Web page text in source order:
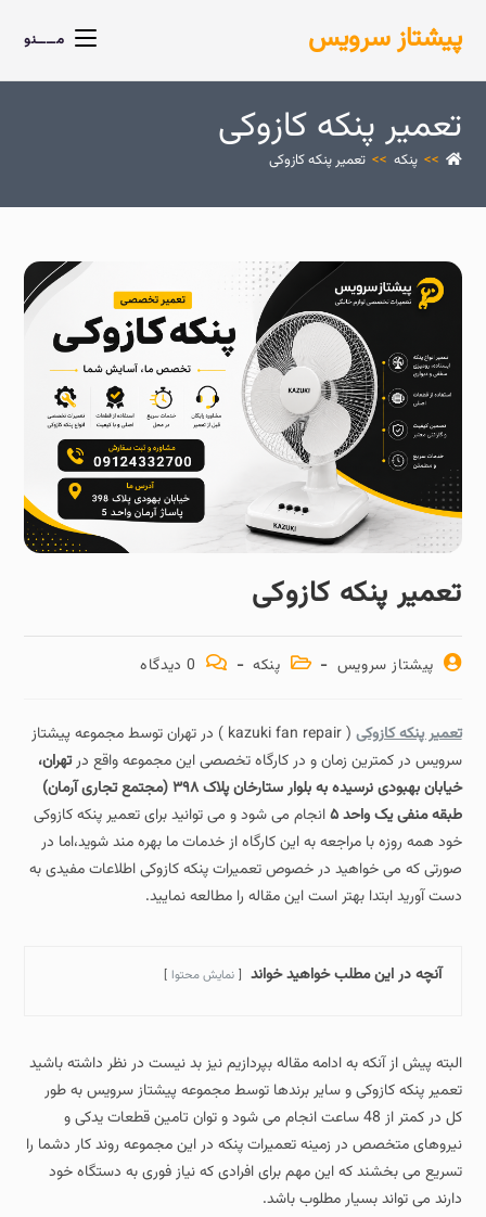
پیشتاز سرویس مــــنو
تعمیر پنکه کازوکی
>> پنکه >> تعمیر پنکه کازوکی
تعمیر پنکه کازوکی
پیشتاز سرویس پنکه 0 دیدگاه
تعمیر پنکه کازوکی
( kazuki fan repair ) در تهران توسط مجموعه پیشتاز
سرویس در کمترین زمان و در کارگاه تخصصی این مجموعه واقع درتهران،
خیابان بهبودی نرسیده به بلوار ستارخان پلاک ۳۹۸ (مجتمع تجاری آرمان)
طبقه منفی یک واحد ۵ انجام می شود و می توانید برای تعمیر پنکه کازوکی
خود همه روزه با مراجعه به این کارگاه از خدمات ما بهره مند شوید،اما در
صورتی که می خواهید در خصوص تعمیرات پنکه کازوکی اطلاعات مفیدی به
دست آورید ابتدا بهتر است این مقاله را مطالعه نمایید.
آنچه در این مطلب خواهید خواند نمایش محتوا
البته پیش از آنکه به ادامه مقاله بپردازیم نیز بد نیست در نظر داشته باشید
تعمیر پنکه کازوکی و سایر برندها توسط مجموعه پیشتاز سرویس به طور
کل در کمتر از 48 ساعت انجام می شود و توان تامین قطعات یدکی و
نیروهای متخصص در زمینه تعمیرات پنکه در این مجموعه روند کار دشما را
تسریع می بخشند که این مهم برای افرادی که نیاز فوری به دستگاه خود
دارند می تواند بسیار مطلوب باشد.